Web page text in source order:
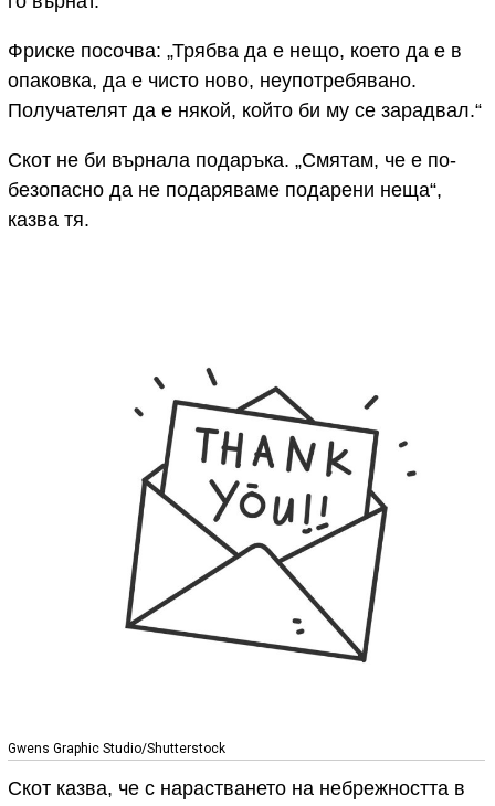
Фриске посочва: „Трябва да е нещо, което да е в
опаковка, да е чисто ново, неупотребявано.
Получателят да е някой, който би му се зарадвал.“
Скот не би върнала подаръка. „Смятам, че е по-
безопасно да не подаряваме подарени неща“,
казва тя.
Gwens Graphic Studio/Shutterstock
Скот казва, че с нарастването на небрежността в